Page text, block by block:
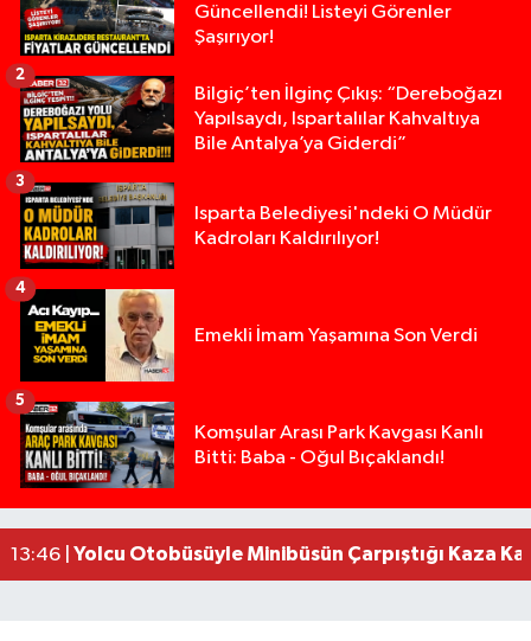
Güncellendi! Listeyi Görenler
Şaşırıyor!
Bilgiç’ten İlginç Çıkış: “Dereboğazı
Yapılsaydı, Ispartalılar Kahvaltıya
Bile Antalya’ya Giderdi”
2
Isparta Belediyesi'ndeki O Müdür
Kadroları Kaldırılıyor!
3
Emekli İmam Yaşamına Son Verdi
4
Komşular Arası Park Kavgası Kanlı
Bitti: Baba - Oğul Bıçaklandı!
5
19:36 |Isparta’da Silah Operasyonu: 165 Tabanca Ele
17:18 |Anız Yangını Kazaya Neden Oldu: 13 Araç
17:08 |Alevlere Teslim Olan Gecekondu Kullanılamaz
13:46 | Yolcu Otobüsüyle Minibüsün Çarpıştığı Kaza